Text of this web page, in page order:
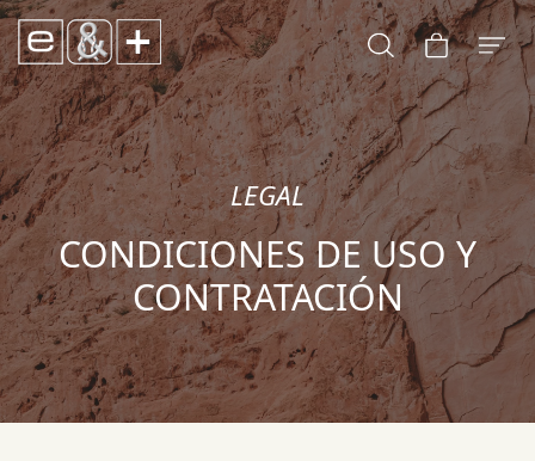
LEGAL
CONDICIONES DE USO Y
CONTRATACIÓN